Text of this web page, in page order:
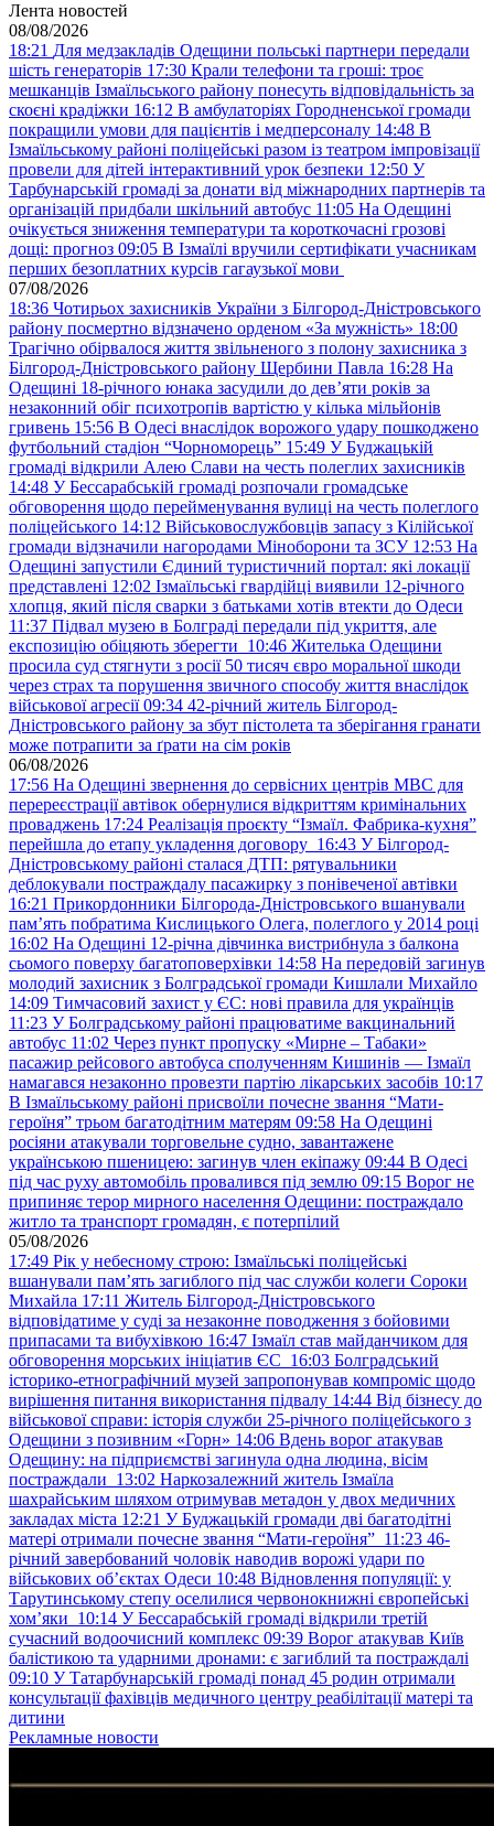
Лента новостей
08/08/2026
18:21 Для медзакладів Одещини польські партнери передали
шість генераторів 17:30 Крали телефони та гроші: троє
мешканців Ізмаїльського району понесуть відповідальність за
скоєні крадіжки 16:12 В амбулаторіях Городненської громади
покращили умови для пацієнтів і медперсоналу 14:48 В
Ізмаїльському районі поліцейські разом із театром імпровізації
провели для дітей інтерактивний урок безпеки 12:50 У
Тарбунарській громаді за донати від міжнародних партнерів та
організацій придбали шкільний автобус 11:05 На Одещині
очікується зниження температури та короткочасні грозові
дощі: прогноз 09:05 В Ізмаїлі вручили сертифікати учасникам
перших безоплатних курсів гагаузької мови
07/08/2026
18:36 Чотирьох захисників України з Білгород-Дністровського
району посмертно відзначено орденом «За мужність» 18:00
Трагічно обірвалося життя звільненого з полону захисника з
Білгород-Дністровського району Щербини Павла 16:28 На
Одещині 18-річного юнака засудили до дев’яти років за
незаконний обіг психотропів вартістю у кілька мільйонів
гривень 15:56 В Одесі внаслідок ворожого удару пошкоджено
футбольний стадіон “Чорноморець” 15:49 У Буджацькій
громаді відкрили Алею Слави на честь полеглих захисників
14:48 У Бессарабській громаді розпочали громадське
обговорення щодо перейменування вулиці на честь полеглого
поліцейського 14:12 Військовослужбовців запасу з Кілійської
громади відзначили нагородами Міноборони та ЗСУ 12:53 На
Одещині запустили Єдиний туристичний портал: які локації
представлені 12:02 Ізмаїльські гвардійці виявили 12-річного
хлопця, який після сварки з батьками хотів втекти до Одеси
11:37 Підвал музею в Болграді передали під укриття, але
експозицію обіцяють зберегти 10:46 Жителька Одещини
просила суд стягнути з росії 50 тисяч євро моральної шкоди
через страх та порушення звичного способу життя внаслідок
військової агресії 09:34 42-річний житель Білгород-
Дністровського району за збут пістолета та зберігання гранати
може потрапити за ґрати на сім років
06/08/2026
17:56 На Одещині звернення до сервісних центрів МВС для
перереєстрації автівок обернулися відкриттям кримінальних
проваджень 17:24 Реалізація проєкту “Ізмаїл. Фабрика-кухня”
перейшла до етапу укладення договору 16:43 У Білгород-
Дністровському районі сталася ДТП: рятувальники
деблокували постраждалу пасажирку з понівеченої автівки
16:21 Прикордонники Білгорода-Дністровського вшанували
пам’ять побратима Кислицького Олега, полеглого у 2014 році
16:02 На Одещині 12-річна дівчинка вистрибнула з балкона
сьомого поверху багатоповерхівки 14:58 На передовій загинув
молодий захисник з Болградської громади Кишлали Михайло
14:09 Тимчасовий захист у ЄС: нові правила для українців
11:23 У Болградському районі працюватиме вакцинальний
автобус 11:02 Через пункт пропуску «Мирне – Табаки»
пасажир рейсового автобуса сполученням Кишинів — Ізмаїл
намагався незаконно провезти партію лікарських засобів 10:17
В Ізмаїльському районі присвоїли почесне звання “Мати-
героїня” трьом багатодітним матерям 09:58 На Одещині
росіяни атакували торговельне судно, завантажене
українською пшеницею: загинув член екіпажу 09:44 В Одесі
під час руху автомобіль провалився під землю 09:15 Ворог не
припиняє терор мирного населення Одещини: постраждало
житло та транспорт громадян, є потерпілий
05/08/2026
17:49 Рік у небесному строю: Ізмаїльські поліцейські
вшанували пам’ять загиблого під час служби колеги Сороки
Михайла 17:11 Житель Білгород-Дністровського
відповідатиме у суді за незаконне поводження з бойовими
припасами та вибухівкою 16:47 Ізмаїл став майданчиком для
обговорення морських ініціатив ЄС 16:03 Болградський
історико-етнографічний музей запропонував компроміс щодо
вирішення питання використання підвалу 14:44 Від бізнесу до
військової справи: історія служби 25-річного поліцейського з
Одещини з позивним «Горн» 14:06 Вдень ворог атакував
Одещину: на підприємстві загинула одна людина, вісім
постраждали 13:02 Наркозалежний житель Ізмаїла
шахрайським шляхом отримував метадон у двох медичних
закладах міста 12:21 У Буджацькій громади дві багатодітні
матері отримали почесне звання “Мати-героїня” 11:23 46-
річний завербований чоловік наводив ворожі удари по
військових обʼєктах Одеси 10:48 Відновлення популяції: у
Тарутинському степу оселилися червонокнижні європейські
хом’яки 10:14 У Бессарабській громаді відкрили третій
сучасний водоочисний комплекс 09:39 Ворог атакував Київ
балістикою та ударними дронами: є загиблий та постраждалі
09:10 У Татарбунарській громаді понад 45 родин отримали
консультації фахівців медичного центру реабілітації матері та
дитини
Рекламные новости